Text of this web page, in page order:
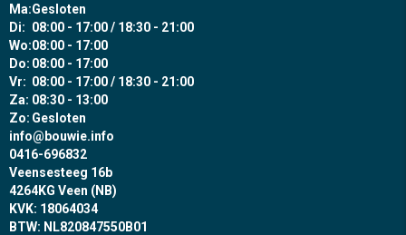
Ma:Gesloten
Di: 08:00 - 17:00 / 18:30 - 21:00
Wo:08:00 - 17:00
Do: 08:00 - 17:00
Vr: 08:00 - 17:00 / 18:30 - 21:00
Za: 08:30 - 13:00
Zo: Gesloten
info@bouwie.info
0416-696832
Veensesteeg 16b
4264KG Veen (NB)
KVK: 18064034
BTW: NL820847550B01